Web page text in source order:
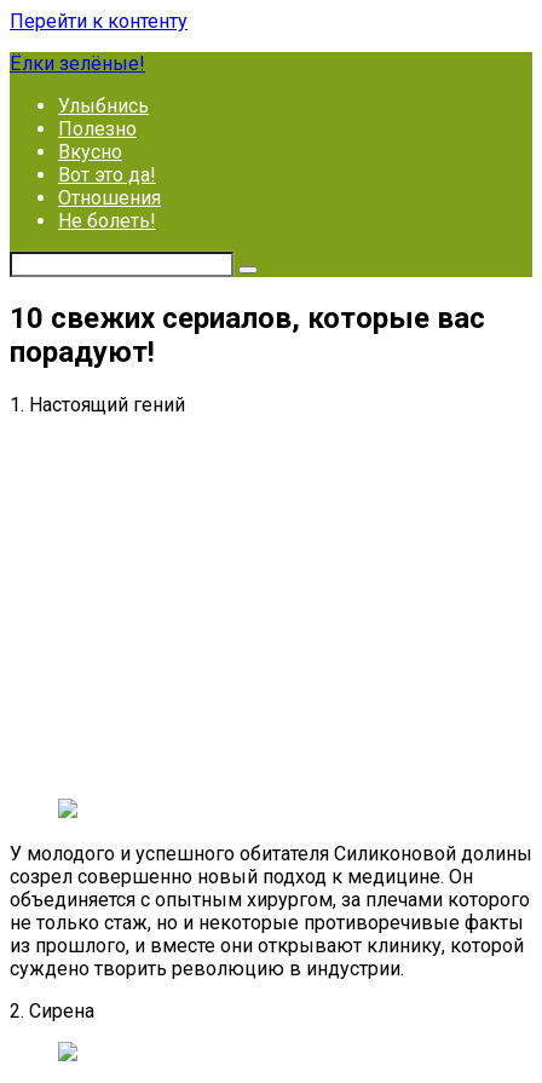
Перейти к контенту
Ёлки зелёные!
Улыбнись
Полезно
Вкусно
Вот это да!
Отношения
Не болеть!
10 свежих сериалов, которые вас
порадуют!
1. Настоящий гений
У молодого и успешного обитателя Силиконовой долины
созрел совершенно новый подход к медицине. Он
объединяется с опытным хирургом, за плечами которого
не только стаж, но и некоторые противоречивые факты
из прошлого, и вместе они открывают клинику, которой
суждено творить революцию в индустрии.
2. Сирена